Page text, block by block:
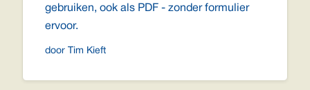
gebruiken, ook als PDF - zonder formulier
ervoor.
door Tim Kieft